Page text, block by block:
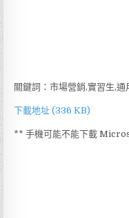
關鍵詞：市場營銷,實習生,通
下載地址 (336 KB)
** 手機可能不能下載